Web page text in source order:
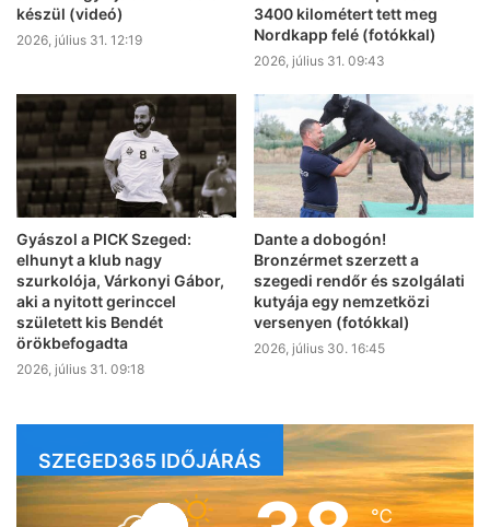
készül (videó)
2026, július 31. 12:19
3400 kilométert tett meg
Nordkapp felé (fotókkal)
2026, július 31. 09:43
Gyászol a PICK Szeged:
elhunyt a klub nagy
szurkolója, Várkonyi Gábor,
aki a nyitott gerinccel
született kis Bendét
örökbefogadta
2026, július 31. 09:18
Dante a dobogón!
Bronzérmet szerzett a
szegedi rendőr és szolgálati
kutyája egy nemzetközi
versenyen (fotókkal)
2026, július 30. 16:45
SZEGED365 IDŐJÁRÁS
℃